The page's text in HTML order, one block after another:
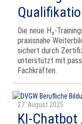
Die neue H₂-
praxisnahe
sichert durch
unterstützt mit
Fachkräften.
27. August 2025
KI-Chatbot